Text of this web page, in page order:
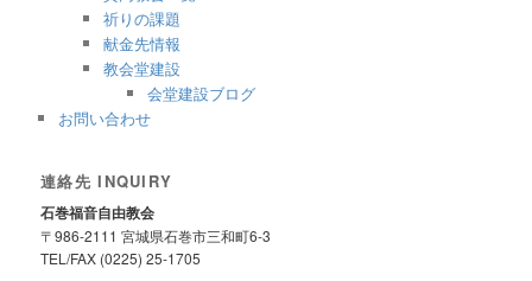
祈りの課題
献金先情報
教会堂建設
会堂建設ブログ
お問い合わせ
連絡先 INQUIRY
石巻福音自由教会
〒986-2111 宮城県石巻市三和町6-3
TEL/FAX (0225) 25-1705